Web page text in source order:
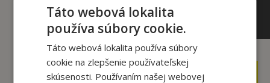
14 ,90€
Táto webová lokalita
používa súbory cookie.
Táto webová lokalita používa súbory
cookie na zlepšenie používateľskej
skúsenosti. Používaním našej webovej